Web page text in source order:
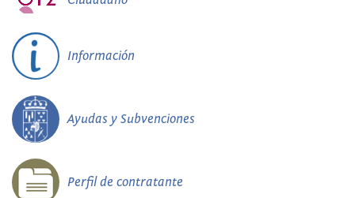
Información
Ayudas y Subvenciones
Perfil de contratante